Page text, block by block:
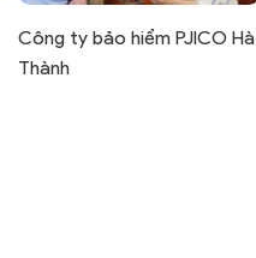
Công ty bảo hiểm PJICO Hà
Thành